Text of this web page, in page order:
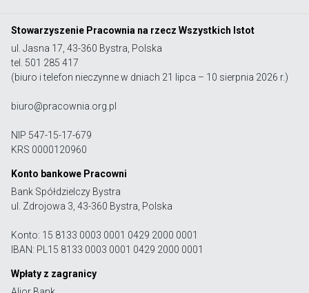
Stowarzyszenie Pracownia na rzecz Wszystkich Istot
ul. Jasna 17, 43-360 Bystra, Polska
tel. 501 285 417
(biuro i telefon nieczynne w dniach 21 lipca – 10 sierpnia 2026 r.)
biuro@pracownia.org.pl
NIP 547-15-17-679
KRS 0000120960
Konto bankowe Pracowni
Bank Spółdzielczy Bystra
ul. Zdrojowa 3, 43-360 Bystra, Polska
Konto: 15 8133 0003 0001 0429 2000 0001
IBAN: PL15 8133 0003 0001 0429 2000 0001
Wpłaty z zagranicy